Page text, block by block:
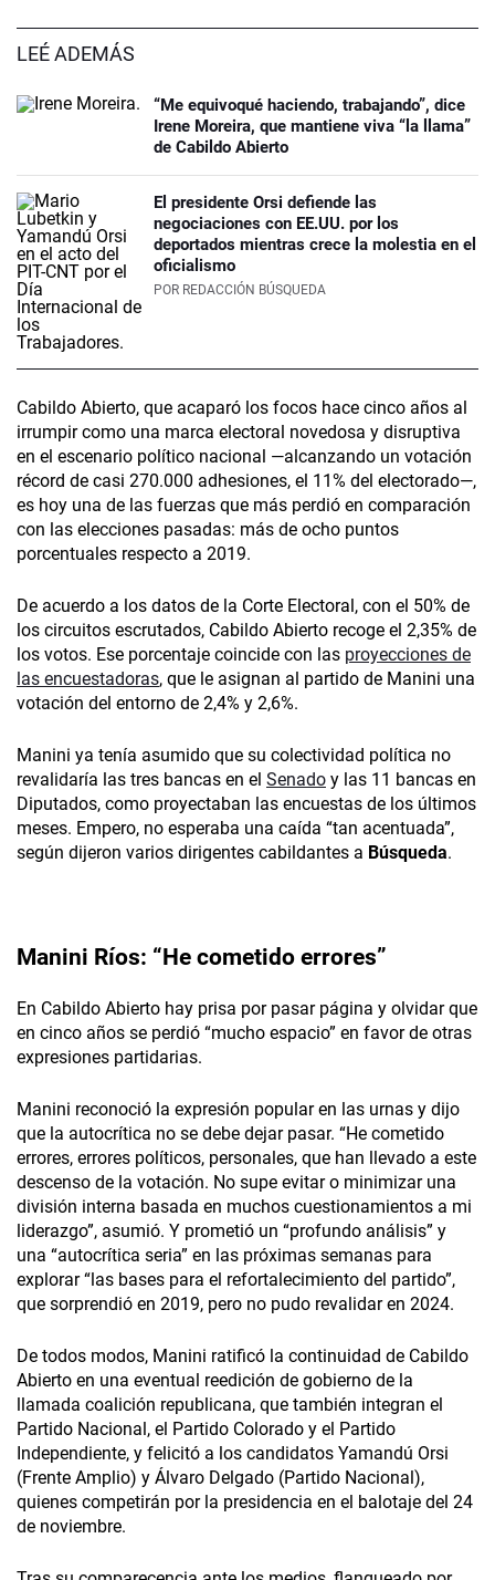
LEÉ ADEMÁS
“Me equivoqué haciendo, trabajando”, dice
Irene Moreira, que mantiene viva “la llama”
de Cabildo Abierto
El presidente Orsi defiende las
negociaciones con EE.UU. por los
deportados mientras crece la molestia en el
oficialismo
POR REDACCIÓN BÚSQUEDA
Cabildo Abierto, que acaparó los focos hace cinco años al
irrumpir como una marca electoral novedosa y disruptiva
en el escenario político nacional —alcanzando un votación
récord de casi 270.000 adhesiones, el 11% del electorado—,
es hoy una de las fuerzas que más perdió en comparación
con las elecciones pasadas: más de ocho puntos
porcentuales respecto a 2019.
De acuerdo a los datos de la Corte Electoral, con el 50% de
los circuitos escrutados, Cabildo Abierto recoge el 2,35% de
los votos. Ese porcentaje coincide con las proyecciones de
las encuestadoras, que le asignan al partido de Manini una
votación del entorno de 2,4% y 2,6%.
Manini ya tenía asumido que su colectividad política no
revalidaría las tres bancas en el Senado y las 11 bancas en
Diputados, como proyectaban las encuestas de los últimos
meses. Empero, no esperaba una caída “tan acentuada”,
según dijeron varios dirigentes cabildantes a Búsqueda.
Manini Ríos: “He cometido errores”
En Cabildo Abierto hay prisa por pasar página y olvidar que
en cinco años se perdió “mucho espacio” en favor de otras
expresiones partidarias.
Manini reconoció la expresión popular en las urnas y dijo
que la autocrítica no se debe dejar pasar. “He cometido
errores, errores políticos, personales, que han llevado a este
descenso de la votación. No supe evitar o minimizar una
división interna basada en muchos cuestionamientos a mi
liderazgo”, asumió. Y prometió un “profundo análisis” y
una “autocrítica seria” en las próximas semanas para
explorar “las bases para el refortalecimiento del partido”,
que sorprendió en 2019, pero no pudo revalidar en 2024.
De todos modos, Manini ratificó la continuidad de Cabildo
Abierto en una eventual reedición de gobierno de la
llamada coalición republicana, que también integran el
Partido Nacional, el Partido Colorado y el Partido
Independiente, y felicitó a los candidatos Yamandú Orsi
(Frente Amplio) y Álvaro Delgado (Partido Nacional),
quienes competirán por la presidencia en el balotaje del 24
de noviembre.